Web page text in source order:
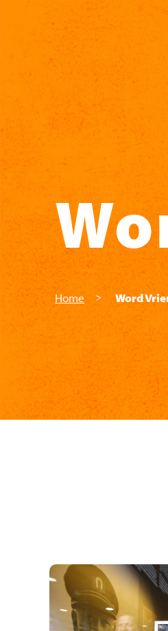
Skip to main content
Home Word